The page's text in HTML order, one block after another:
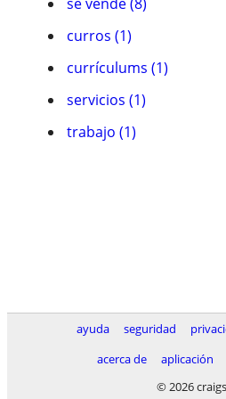
curros (1)
currículums (1)
servicios (1)
trabajo (1)
ayuda seguridad
acerca de
aplicación
© 2026